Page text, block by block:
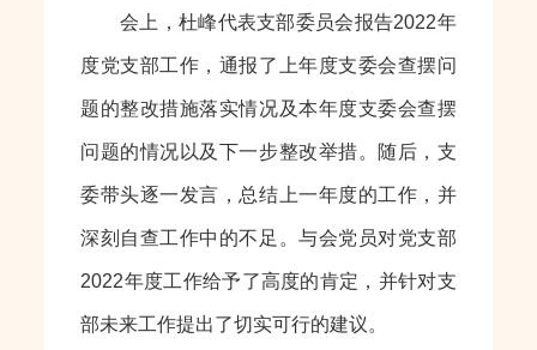
会上，杜峰代表支部委员会报告2022年
度党支部工作，通报了上年度支委会查摆问
题的整改措施落实情况及本年度支委会查摆
问题的情况以及下一步整改举措。随后，支
委带头逐一发言，总结上一年度的工作，并
深刻自查工作中的不足。与会党员对党支部
2022年度工作给予了高度的肯定，并针对支
部未来工作提出了切实可行的建议。